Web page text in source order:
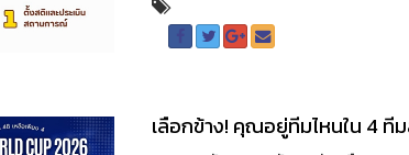
เลือกข้าง! คุณอยู่ทีมไหนใน 4 ที